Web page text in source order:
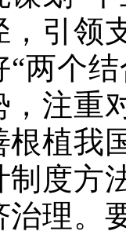
，引领
“两个
，注重
根植我
制度方
治理。